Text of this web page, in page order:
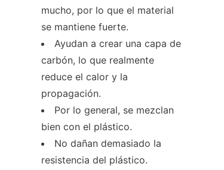
mucho, por lo que el material
se mantiene fuerte.
Ayudan a crear una capa de
carbón, lo que realmente
reduce el calor y la
propagación.
Por lo general, se mezclan
bien con el plástico.
No dañan demasiado la
resistencia del plástico.